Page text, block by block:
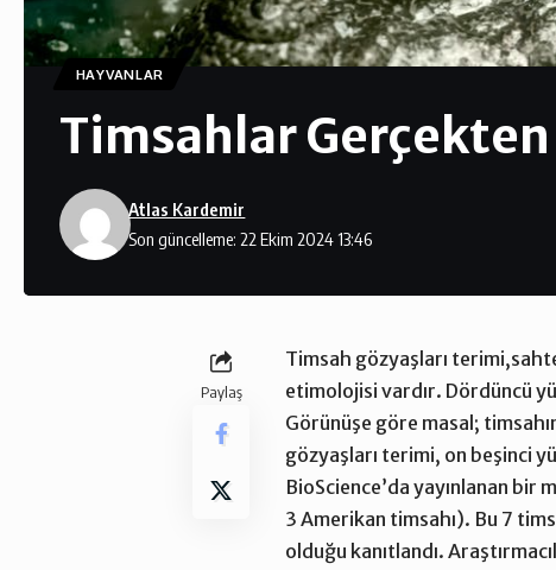
HAYVANLAR
Timsahlar Gerçekten
Son güncelleme: 22 Ekim 2024 13:46
Atlas Kardemir
Paylaş
Timsah gözyaşları
etimolojisi vardır. Dördüncü
Görünüşe göre masal;
gözyaşları terimi, on beşinci
BioScience’da yayınlanan bir
3 Amerikan timsahı). Bu 7
olduğu kanıtlandı.